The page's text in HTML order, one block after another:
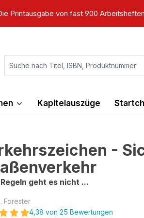
Printausgabe von fast 900
Kapitelauszüge
-
geht es nicht ...
Forester
4,38 von 25 Bewertungen